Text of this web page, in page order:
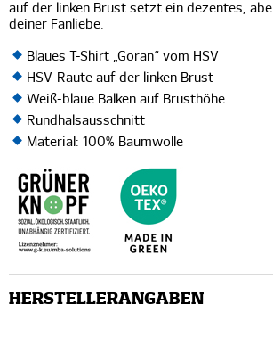
auf der linken Brust setzt ein dezentes,
deiner Fanliebe.
Blaues T-Shirt „Goran“ vom HSV
HSV-Raute auf der linken Brust
Weiß-blaue Balken auf Brusthöhe
Rundhalsausschnitt
Material: 100% Baumwolle
HERSTELLERANGABEN